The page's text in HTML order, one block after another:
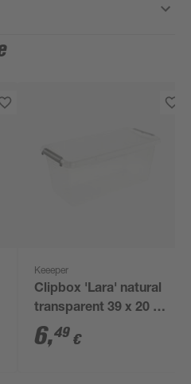
Keeeper
Clipbox 'Lara' natural
transparent 39 x 20 x
16,5 cm 8,35 l mit
Deckel
6,49 €